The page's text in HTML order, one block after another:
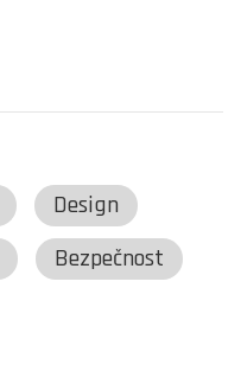
Design
Bezpečnost